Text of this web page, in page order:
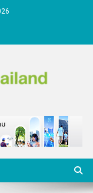
วิตกับ